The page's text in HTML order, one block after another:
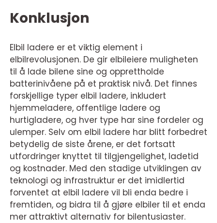
Konklusjon
Elbil ladere er et viktig element i
elbilrevolusjonen. De gir elbileiere muligheten
til å lade bilene sine og opprettholde
batterinivåene på et praktisk nivå. Det finnes
forskjellige typer elbil ladere, inkludert
hjemmeladere, offentlige ladere og
hurtigladere, og hver type har sine fordeler og
ulemper. Selv om elbil ladere har blitt forbedret
betydelig de siste årene, er det fortsatt
utfordringer knyttet til tilgjengelighet, ladetid
og kostnader. Med den stadige utviklingen av
teknologi og infrastruktur er det imidlertid
forventet at elbil ladere vil bli enda bedre i
fremtiden, og bidra til å gjøre elbiler til et enda
mer attraktivt alternativ for bilentusiaster.